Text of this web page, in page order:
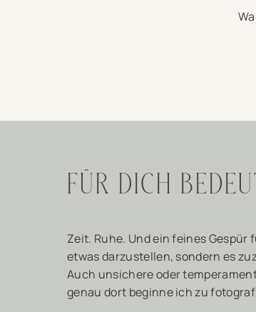
FÜR DICH
Zeit. Ruhe. Und ein feines
etwas darzustellen, sondern es
Auch unsichere oder
genau dort beginne ich zu